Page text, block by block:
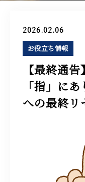
2026.02.06
お役立ち情報
【最終通
「指」に
への最終リ